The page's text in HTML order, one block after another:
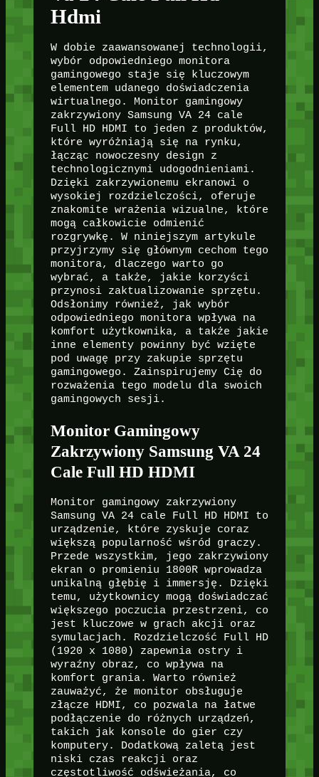
Hdmi
W dobie zaawansowanej technologii,
wybór odpowiedniego monitora
gamingowego staje się kluczowym
elementem udanego doświadczenia
wirtualnego. Monitor gamingowy
zakrzywiony Samsung VA 24 cale
Full HD HDMI to jeden z produktów,
które wyróżniają się na rynku,
łącząc nowoczesny design z
technologicznymi udogodnieniami.
Dzięki zakrzywionemu ekranowi o
wysokiej rozdzielczości, oferuje
znakomite wrażenia wizualne, które
mogą całkowicie odmienić
rozgrywkę. W niniejszym artykule
przyjrzymy się głównym cechom tego
monitora, dlaczego warto go
wybrać, a także, jakie korzyści
przynosi zaktualizowanie sprzętu.
Odsłonimy również, jak wybór
odpowiedniego monitora wpływa na
komfort użytkownika, a także jakie
inne elementy powinny być wzięte
pod uwagę przy zakupie sprzętu
gamingowego. Zainspirujemy Cię do
rozważenia tego modelu dla swoich
gamingowych sesji.
Monitor Gamingowy
Zakrzywiony Samsung VA 24
Cale Full HD HDMI
Monitor gamingowy zakrzywiony
Samsung VA 24 cale Full HD HDMI to
urządzenie, które zyskuje coraz
większą popularność wśród graczy.
Przede wszystkim, jego zakrzywiony
ekran o promieniu 1800R wprowadza
unikalną głębię i immersję. Dzięki
temu, użytkownicy mogą doświadczać
większego poczucia przestrzeni, co
jest kluczowe w grach akcji oraz
symulacjach. Rozdzielczość Full HD
(1920 x 1080) zapewnia ostry i
wyraźny obraz, co wpływa na
komfort grania. Warto również
zauważyć, że monitor obsługuje
złącze HDMI, co pozwala na łatwe
podłączenie do różnych urządzeń,
takich jak konsole do gier czy
komputery. Dodatkową zaletą jest
niski czas reakcji oraz
częstotliwość odświeżania, co